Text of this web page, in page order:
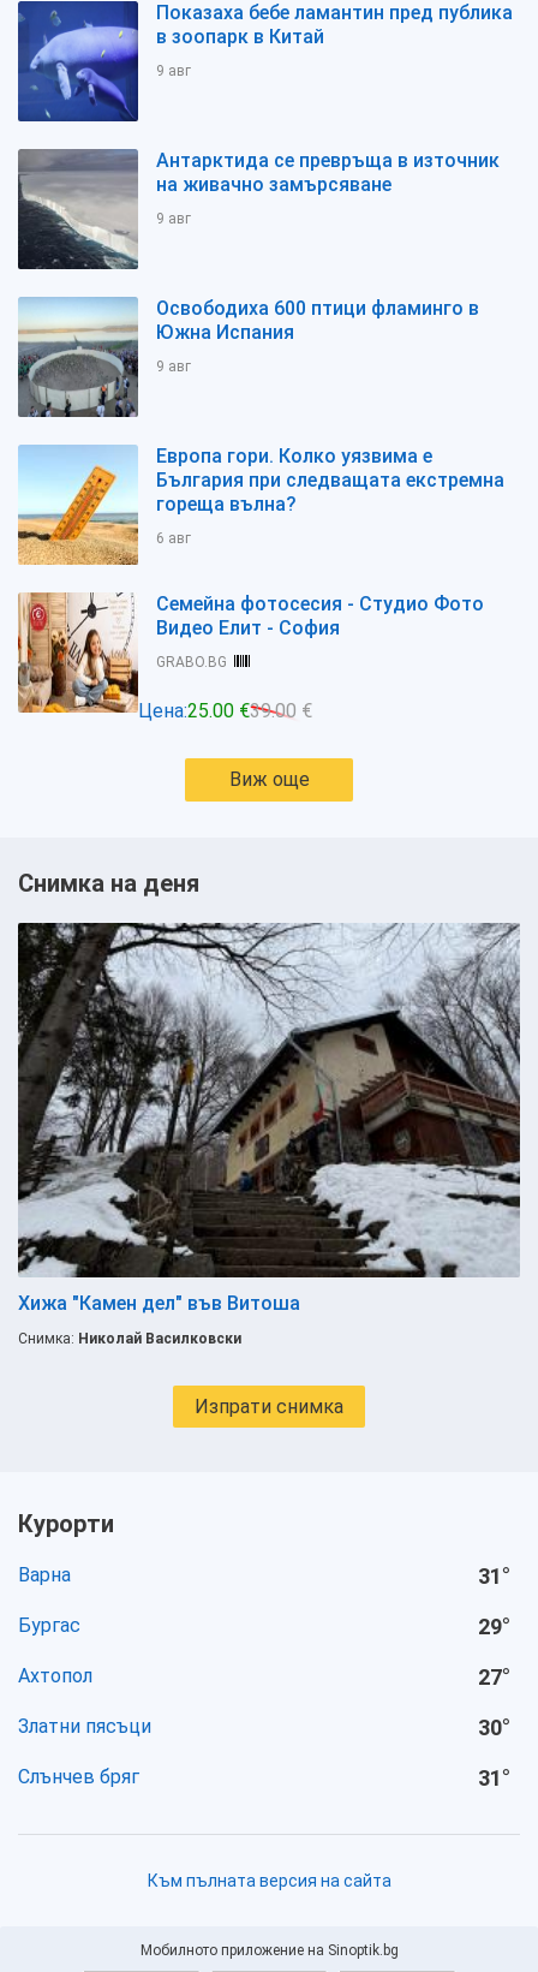
Показаха бебе ламантин пред публика
в зоопарк в Китай
9 авг
Антарктида се превръща в източник
на живачно замърсяване
9 авг
Освободиха 600 птици фламинго в
Южна Испания
9 авг
Европа гори. Колко уязвима е
България при следващата екстремна
гореща вълна?
6 авг
Семейна фотосесия - Студио Фото
Видео Елит - София
GRABO.BG
Цена:25.00 €39.00 €
Виж още
Снимка на деня
Хижа "Камен дел" във Витоша
Снимка: Николай Василковски
Изпрати снимка
Курорти
Варна 31°
Бургас 29°
Ахтопол 27°
Златни пясъци 30°
Слънчев бряг 31°
Към пълната версия на сайта
Мобилното приложение на Sinoptik.bg